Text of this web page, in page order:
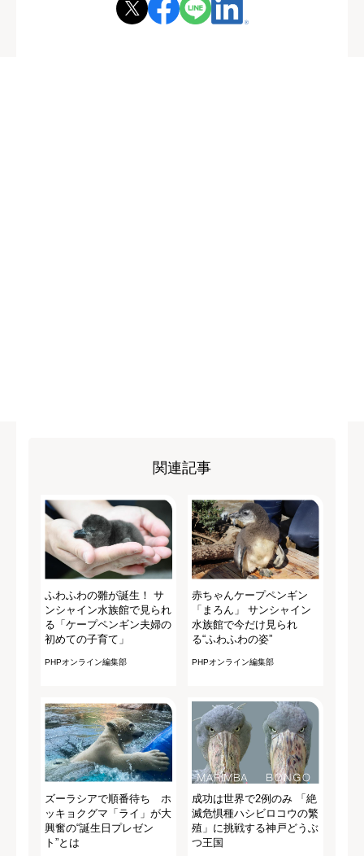
関連記事
ふわふわの雛が誕生！ サ
ンシャイン水族館で見られ
る「ケープペンギン夫婦の
初めての子育て」
PHPオンライン編集部
赤ちゃんケープペンギン
「まろん」 サンシャイン
水族館で今だけ見られ
る“ふわふわの姿”
PHPオンライン編集部
ズーラシアで順番待ち ホ
ッキョクグマ「ライ」が大
興奮の“誕生日プレゼン
ト”とは
成功は世界で2例のみ 「絶
滅危惧種ハシビロコウの繁
殖」に挑戦する神戸どうぶ
つ王国